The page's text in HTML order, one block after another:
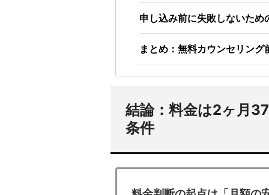
申し込み前に失敗しないた
まとめ：無料カウンセリン
結論：料金は2ヶ月
条件